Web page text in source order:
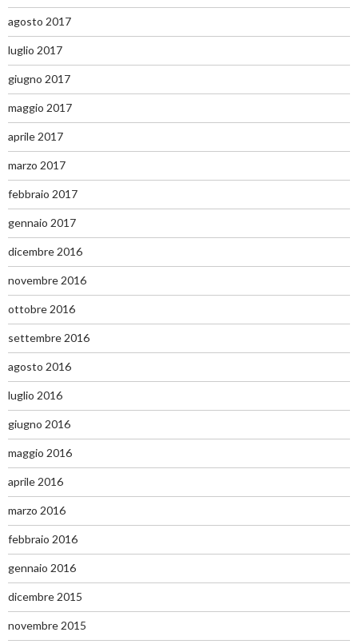
agosto 2017
luglio 2017
giugno 2017
maggio 2017
aprile 2017
marzo 2017
febbraio 2017
gennaio 2017
dicembre 2016
novembre 2016
ottobre 2016
settembre 2016
agosto 2016
luglio 2016
giugno 2016
maggio 2016
aprile 2016
marzo 2016
febbraio 2016
gennaio 2016
dicembre 2015
novembre 2015